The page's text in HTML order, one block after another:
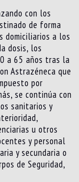
con los
de forma
domiciliarios a los
dosis, los
a 65 años tras la
Astrazéneca que
por
se continúa con
sanitarios y
u otros
y personal
y secundaria o
de Seguridad,